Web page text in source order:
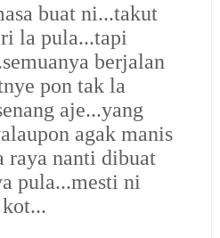
buat ni...takut
la pula...tapi
berjalan
pon tak la
aje...yang
agak manis
raya nanti dibuat
pula...mesti ni